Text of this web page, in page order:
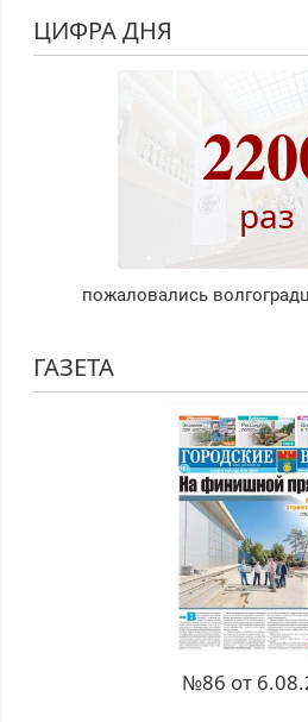
ЦИФРА ДНЯ
раз
пожаловались
ГАЗЕТА
№86 от